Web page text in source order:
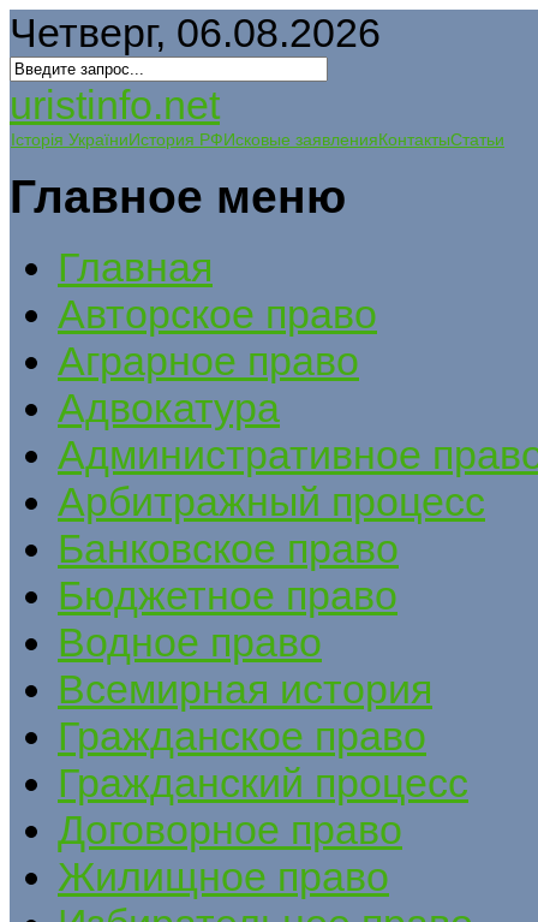
Четверг, 06.08.2026
uristinfo.net
Історія УкраїниИстория РФИсковые заявленияКонтактыСтатьи
Главное меню
Главная
Авторское право
Аграрное право
Адвокатура
Административное
Арбитражный процесс
Банковское право
Бюджетное право
Водное право
Всемирная история
Гражданское право
Гражданский процесс
Договорное право
Жилищное право